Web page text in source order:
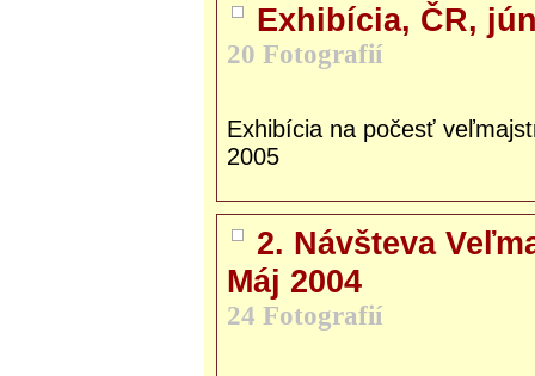
Exhibícia, ČR,
20 Fotografií
Exhibícia na počesť
2005
2. Návšteva
Máj 2004
24 Fotografií